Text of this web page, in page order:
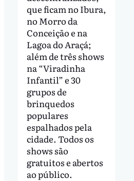
que ficam no Ibura,
no Morro da
Conceição e na
Lagoa do Araçá;
além de três shows
na “Viradinha
Infantil” e 30
grupos de
brinquedos
populares
espalhados pela
cidade. Todos os
shows são
gratuitos e abertos
ao público.